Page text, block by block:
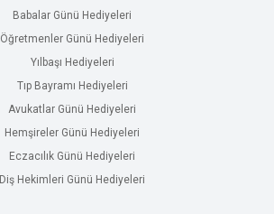
Babalar Günü Hediyeleri
Öğretmenler Günü Hediyeleri
Yılbaşı Hediyeleri
Tıp Bayramı Hediyeleri
Avukatlar Günü Hediyeleri
Hemşireler Günü Hediyeleri
Eczacılık Günü Hediyeleri
Diş Hekimleri Günü Hediyeleri